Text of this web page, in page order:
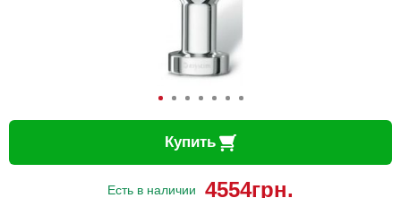
Купить
Есть в наличии 4554грн.